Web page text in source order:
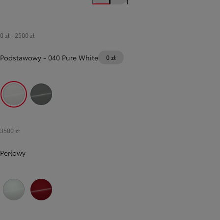
0 zł - 2500 zł
Podstawowy - 040 Pure White 0 zł
040 Pure White
3500 zł
Perłowy